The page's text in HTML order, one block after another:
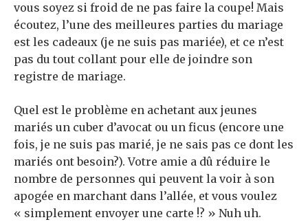
vous soyez si froid de ne pas faire la coupe! Mais
écoutez, l’une des meilleures parties du mariage
est les cadeaux (je ne suis pas mariée), et ce n’est
pas du tout collant pour elle de joindre son
registre de mariage.
Quel est le problème en achetant aux jeunes
mariés un cuber d’avocat ou un ficus (encore une
fois, je ne suis pas marié, je ne sais pas ce dont les
mariés ont besoin?). Votre amie a dû réduire le
nombre de personnes qui peuvent la voir à son
apogée en marchant dans l’allée, et vous voulez
« simplement envoyer une carte !? » Nuh uh.